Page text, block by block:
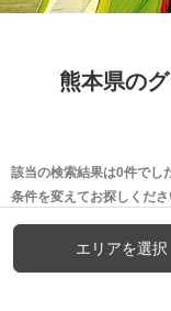
熊本県の
該当の検索結果は0件でし
条件を変えてお探しくださ
エリアを選択